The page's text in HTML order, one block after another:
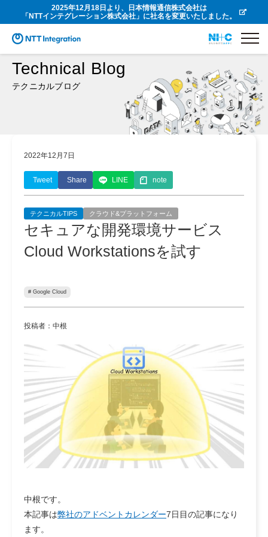
2025年12月18日より、日本情報通信株式会社は
「NTTインテグレーション株式会社」に社名を変更いたしました。
Technical Blog
テクニカルブログ
2022年12月7日
Tweet Share LINE note
テクニカルTIPS クラウド&プラットフォーム
セキュアな開発環境サービス
Cloud Workstationsを試す
# Google Cloud
投稿者：中根
中根です。
本記事は弊社のアドベントカレンダー7日目の記事になり
ます。